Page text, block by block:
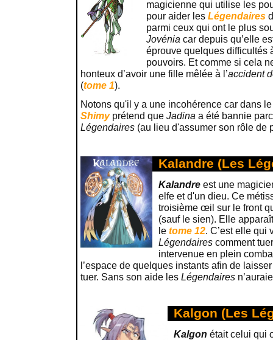
magicienne qui utilise les
pour aider les Légendaires
parmi ceux qui ont le plus
Jovénia car depuis qu’elle
éprouve quelques difficultés
pouvoirs. Et comme si cela
honteux d’avoir une fille mêlée à l’accident
(tome 1).
Notons qu'il y a une incohérence car dans
Shimyprétend que Jadina a été bannie
Légendaires (au lieu d'assumer son rôle de
Kalandre (Les
Kalandre est une
elfe et d'un dieu. Ce
troisième œil sur le front
(sauf le sien). Elle
le tome 12. C’est elle qui
Légendaires comment
intervenue en plein
l’espace de quelques instants afin de
tuer. Sans son aide les Légendaires
Kalgon (Les
Kalgon était celui qui